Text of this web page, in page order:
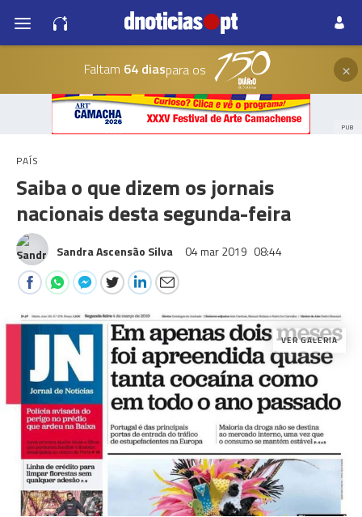
Faltam 64 diaspara os ×
PUB
PAÍS
Saiba o que dizem os jornais
nacionais desta segunda-feira
Sandra Ascensão Silva 04 mar 2019 08:44
VER GALERIA